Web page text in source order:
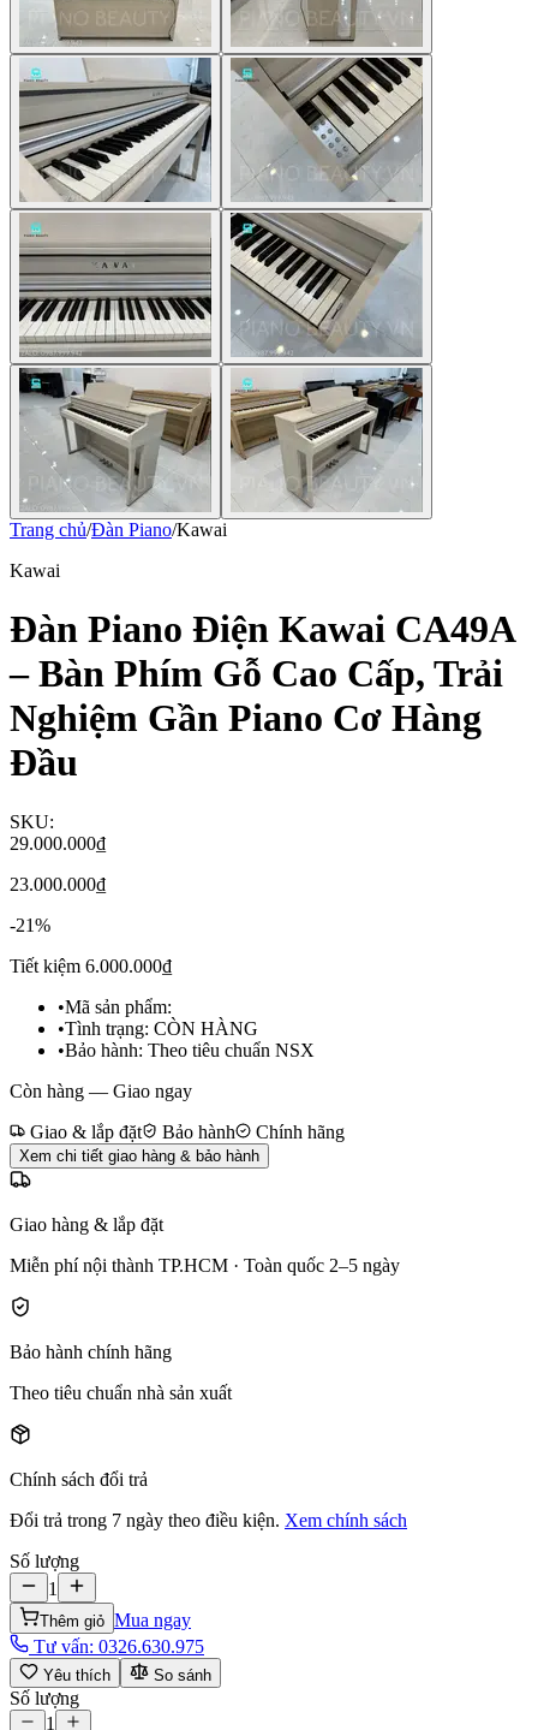
Trang chủ/Đàn Piano/Kawai
Kawai
Đàn Piano Điện Kawai CA49A
– Bàn Phím Gỗ Cao Cấp, Trải
Nghiệm Gần Piano Cơ Hàng
Đầu
SKU:
29.000.000₫
23.000.000₫
-21%
Tiết kiệm 6.000.000₫
•Mã sản phẩm:
•Tình trạng: CÒN HÀNG
•Bảo hành: Theo tiêu chuẩn NSX
Còn hàng — Giao ngay
Giao & lắp đặt
Bảo hành Chính hãng
Xem chi tiết giao hàng & bảo hành
Giao hàng & lắp đặt
Miễn phí nội thành TP.HCM · Toàn quốc 2–5 ngày
Bảo hành chính hãng
Theo tiêu chuẩn nhà sản xuất
Chính sách đổi trả
Đổi trả trong 7 ngày theo điều kiện. Xem chính sách
Số lượng
1
Thêm giỏ Mua ngay
Tư vấn: 0326.630.975
Yêu thích So sánh
Số lượng
1